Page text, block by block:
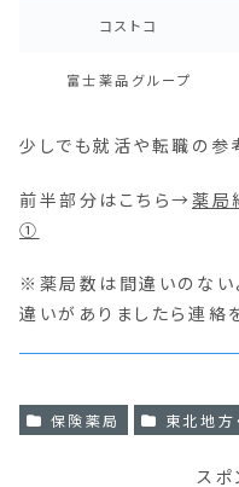
コストコ
富士薬品グループ
少しでも就活や転職の参
前半部分はこちら→薬
①
※薬局数は間違いのない
違いがありましたら連絡
保険薬局 東北地方
スポ